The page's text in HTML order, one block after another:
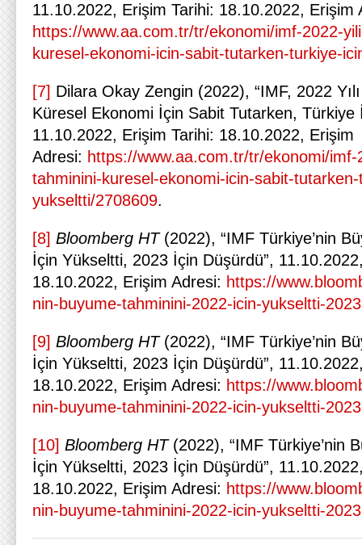
11.10.2022, Erişim Tarihi: 18.10.2022, Erişim
https://www.aa.com.tr/tr/ekonomi/imf-2022-
kuresel-ekonomi-icin-sabit-tutarken-turkiye-
[7] Dilara Okay Zengin (2022), “IMF, 2022
Küresel Ekonomi İçin Sabit Tutarken, Türkiye
11.10.2022, Erişim Tarihi: 18.10.2022, Erişim
Adresi: https://www.aa.com.tr/tr/ekonomi/
tahminini-kuresel-ekonomi-icin-sabit-
yukseltti/2708609.
[8] Bloomberg HT (2022), “IMF Türkiye’nin
İçin Yükseltti, 2023 İçin Düşürdü”,
18.10.2022, Erişim Adresi: https://
nin-buyume-tahminini-2022-icin-yukseltti-
[9] Bloomberg HT (2022), “IMF Türkiye’nin
İçin Yükseltti, 2023 İçin Düşürdü”,
18.10.2022, Erişim Adresi: https://
nin-buyume-tahminini-2022-icin-yukseltti-
[10] Bloomberg HT (2022), “IMF Türkiye’nin
İçin Yükseltti, 2023 İçin Düşürdü”,
18.10.2022, Erişim Adresi: https://
nin-buyume-tahminini-2022-icin-yukseltti-